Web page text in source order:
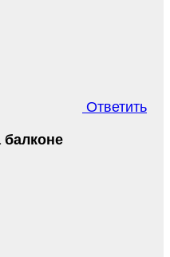
Ответить
балконе